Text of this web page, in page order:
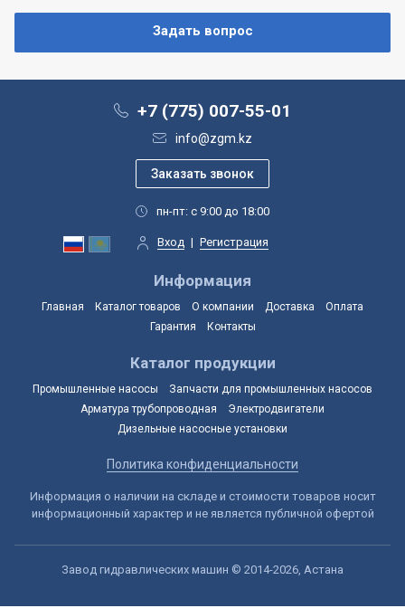
+7 (775) 007-55-01
info@zgm.kz
пн-пт: с 9:00 до 18:00
Вход | Регистрация
Информация
Главная Каталог товаров О компании Доставка
Оплата
Гарантия
Контакты
Каталог продукции
Промышленные насосы
Запчасти для промышленных насосов
Арматура трубопроводная
Электродвигатели
Дизельные насосные установки
Политика конфиденциальности
Информация о наличии на складе и стоимости товаров носит
информационный характер и не является публичной офертой
Завод гидравлических машин © 2014-2026, Астана